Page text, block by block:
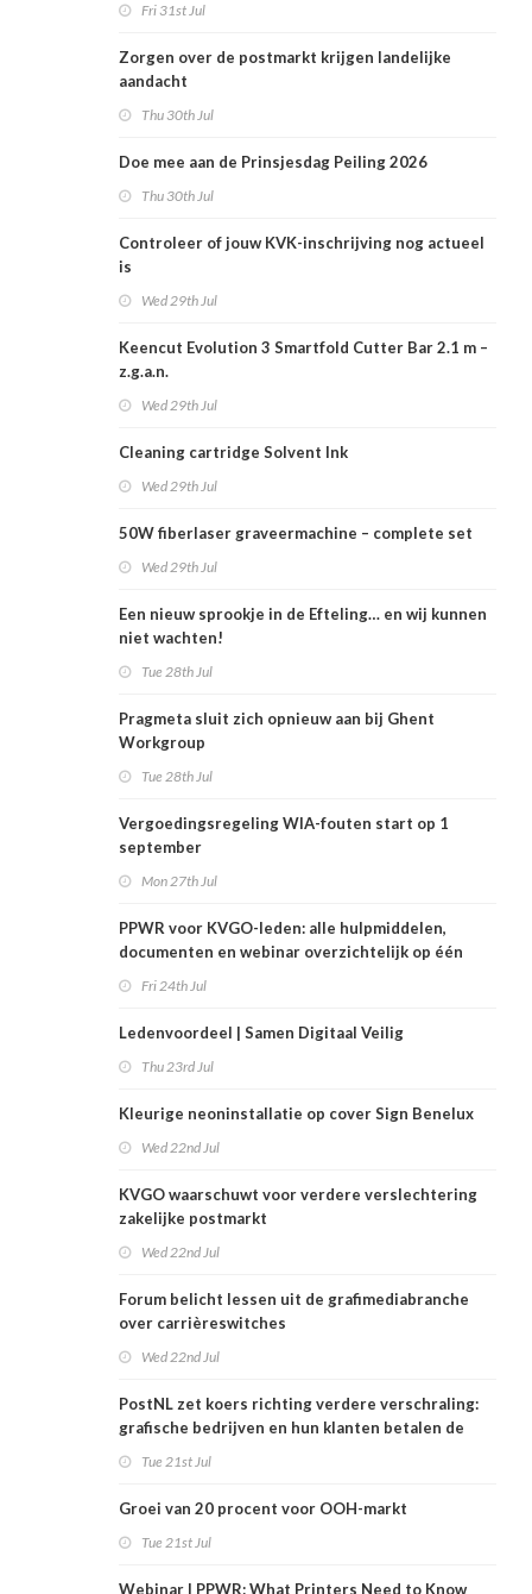
Fri 31st Jul
Zorgen over de postmarkt krijgen landelijke
aandacht
Thu 30th Jul
Doe mee aan de Prinsjesdag Peiling 2026
Thu 30th Jul
Controleer of jouw KVK-inschrijving nog actueel
is
Wed 29th Jul
Keencut Evolution 3 Smartfold Cutter Bar 2.1 m –
z.g.a.n.
Wed 29th Jul
Cleaning cartridge Solvent Ink
Wed 29th Jul
50W fiberlaser graveermachine – complete set
Wed 29th Jul
Een nieuw sprookje in de Efteling… en wij kunnen
niet wachten!
Tue 28th Jul
Pragmeta sluit zich opnieuw aan bij Ghent
Workgroup
Tue 28th Jul
Vergoedingsregeling WIA-fouten start op 1
september
Mon 27th Jul
PPWR voor KVGO-leden: alle hulpmiddelen,
documenten en webinar overzichtelijk op één
Fri 24th Jul
Ledenvoordeel | Samen Digitaal Veilig
Thu 23rd Jul
Kleurige neoninstallatie op cover Sign Benelux
Wed 22nd Jul
KVGO waarschuwt voor verdere verslechtering
zakelijke postmarkt
Wed 22nd Jul
Forum belicht lessen uit de grafimediabranche
over carrièreswitches
Wed 22nd Jul
PostNL zet koers richting verdere verschraling:
grafische bedrijven en hun klanten betalen de
Tue 21st Jul
Groei van 20 procent voor OOH-markt
Tue 21st Jul
Webinar | PPWR: What Printers Need to Know